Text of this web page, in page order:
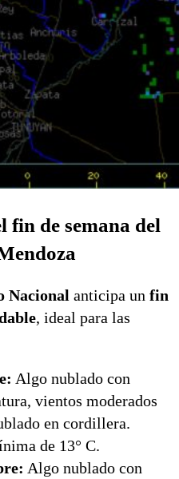
fin de semana del
Nacional anticipa un fin
, ideal para las
Algo nublado con
vientos moderados
en cordillera.
de 13° C.
Algo nublado con